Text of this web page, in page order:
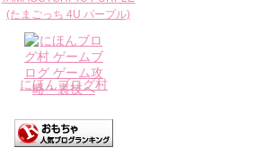
(たまごっち 4U パープル)
にほんブログ村